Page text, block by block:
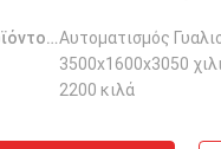
Όνομα προϊόντος:Αυτοματισμός
3500x1600x3050
2200 κιλά